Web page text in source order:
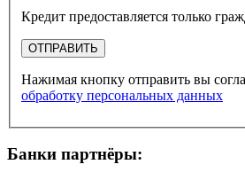
Кредит предоставляется только
ОТПРАВИТЬ
Нажимая кнопку отправить вы
обработку персональных данных
Банки партнёры: